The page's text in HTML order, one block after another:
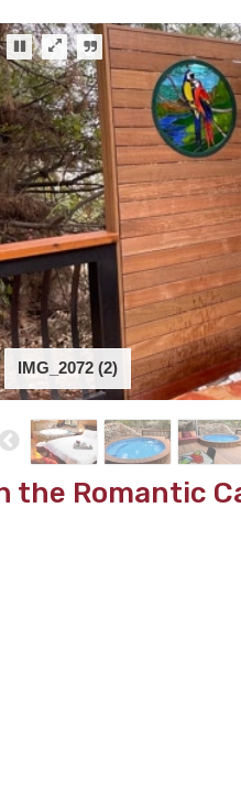
IMG_2072 (2)
the Romantic